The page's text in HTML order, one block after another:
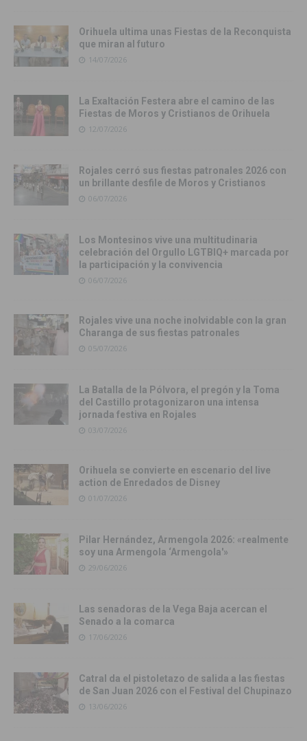
Orihuela ultima unas Fiestas de la Reconquista
que miran al futuro
14/07/2026
La Exaltación Festera abre el camino de las
Fiestas de Moros y Cristianos de Orihuela
12/07/2026
Rojales cerró sus fiestas patronales 2026 con
un brillante desfile de Moros y Cristianos
06/07/2026
Los Montesinos vive una multitudinaria
celebración del Orgullo LGTBIQ+ marcada por
la participación y la convivencia
06/07/2026
Rojales vive una noche inolvidable con la gran
Charanga de sus fiestas patronales
05/07/2026
La Batalla de la Pólvora, el pregón y la Toma
del Castillo protagonizaron una intensa
jornada festiva en Rojales
03/07/2026
Orihuela se convierte en escenario del live
action de Enredados de Disney
01/07/2026
Pilar Hernández, Armengola 2026: «realmente
soy una Armengola ‘Armengola'»
29/06/2026
Las senadoras de la Vega Baja acercan el
Senado a la comarca
17/06/2026
Catral da el pistoletazo de salida a las fiestas
de San Juan 2026 con el Festival del Chupinazo
13/06/2026